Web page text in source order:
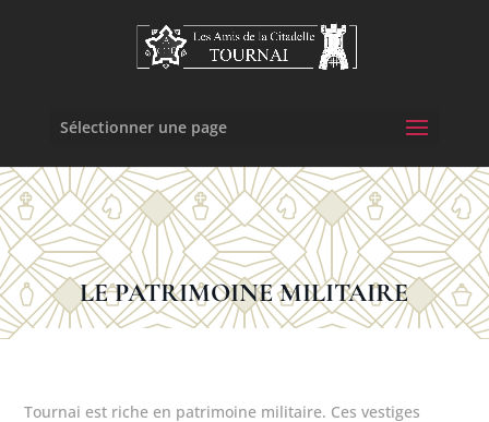
Sélectionner une page
LE PATRIMOINE MILITAIRE
Tournai est riche en patrimoine militaire. Ces vestiges